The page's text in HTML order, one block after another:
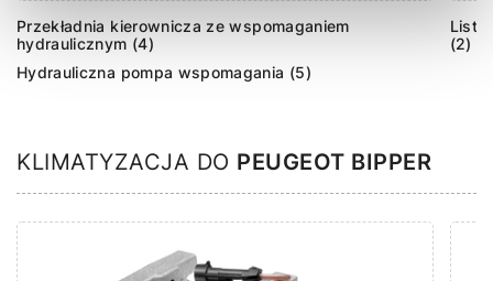
Przekładnia kierownicza ze wspomaganiem
hydraulicznym (4)
Hydrauliczna pompa wspomagania (5)
(2)
KLIMATYZACJA DO PEUGEOT BIPPER